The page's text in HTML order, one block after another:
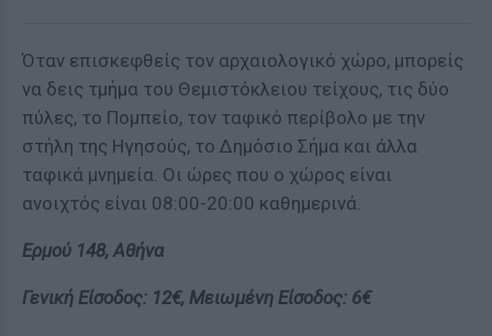
Όταν επισκεφθείς τον αρχαιολογικό χώρο, μπορείς
να δεις τμήμα του Θεμιστόκλειου τείχους, τις δύο
πύλες, το Πομπείο, τον ταφικό περίβολο με την
στήλη της Ηγησούς, το Δημόσιο Σήμα και άλλα
ταφικά μνημεία. Οι ώρες που ο χώρος είναι
ανοιχτός είναι 08:00-20:00 καθημερινά.
Ερμού 148, Αθήνα
Γενική Είσοδος: 12€, Μειωμένη Είσοδος: 6€